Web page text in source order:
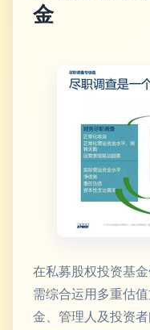
金
在私募股权投资基
需综合运用多重估
金、管理人及投资